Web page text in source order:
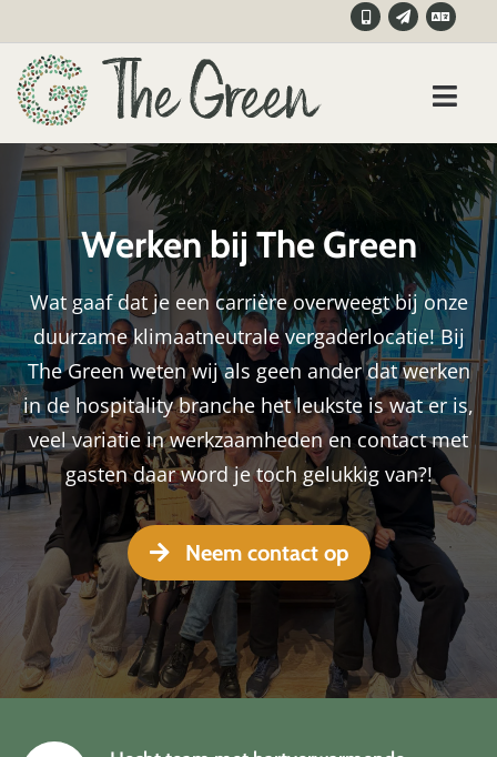
to
content
Vergadering
Training
Congres
Werkplekken
Contact
Search
for:
Werken bij The Green
Wat gaaf dat je een carrière overweegt bij onze
duurzame klimaatneutrale vergaderlocatie! Bij
The Green weten wij als geen ander dat werken
in de hospitality branche het leukste is wat er is,
veel variatie in werkzaamheden en contact met
gasten daar word je toch gelukkig van?!
Neem contact op